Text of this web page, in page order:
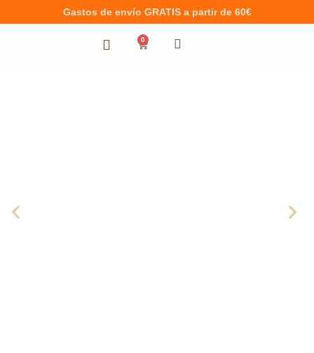
Gastos de envío GRATIS a partir de 60€
0